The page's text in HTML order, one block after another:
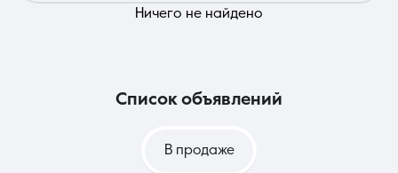
Ничего не найдено
список объявлений
В продаже